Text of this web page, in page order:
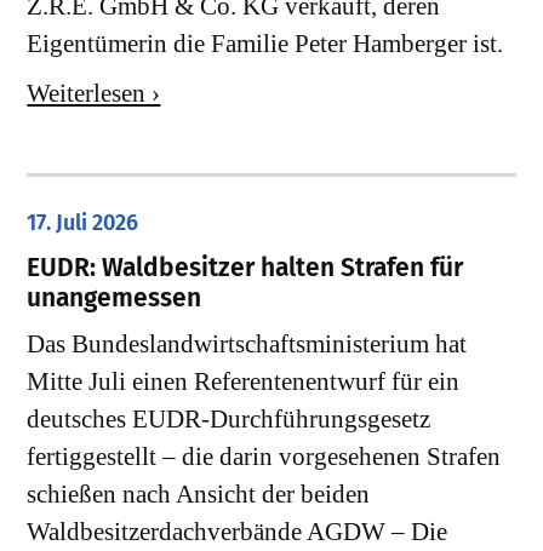
Z.R.E. GmbH & Co. KG verkauft, deren
Eigentümerin die Familie Peter Hamberger ist.
Weiterlesen ›
17. Juli 2026
EUDR: Waldbesitzer halten Strafen für
unangemessen
Das Bundeslandwirtschaftsministerium hat
Mitte Juli einen Referentenentwurf für ein
deutsches EUDR-Durchführungsgesetz
fertiggestellt – die darin vorgesehenen Strafen
schießen nach Ansicht der beiden
Waldbesitzerdachverbände AGDW – Die